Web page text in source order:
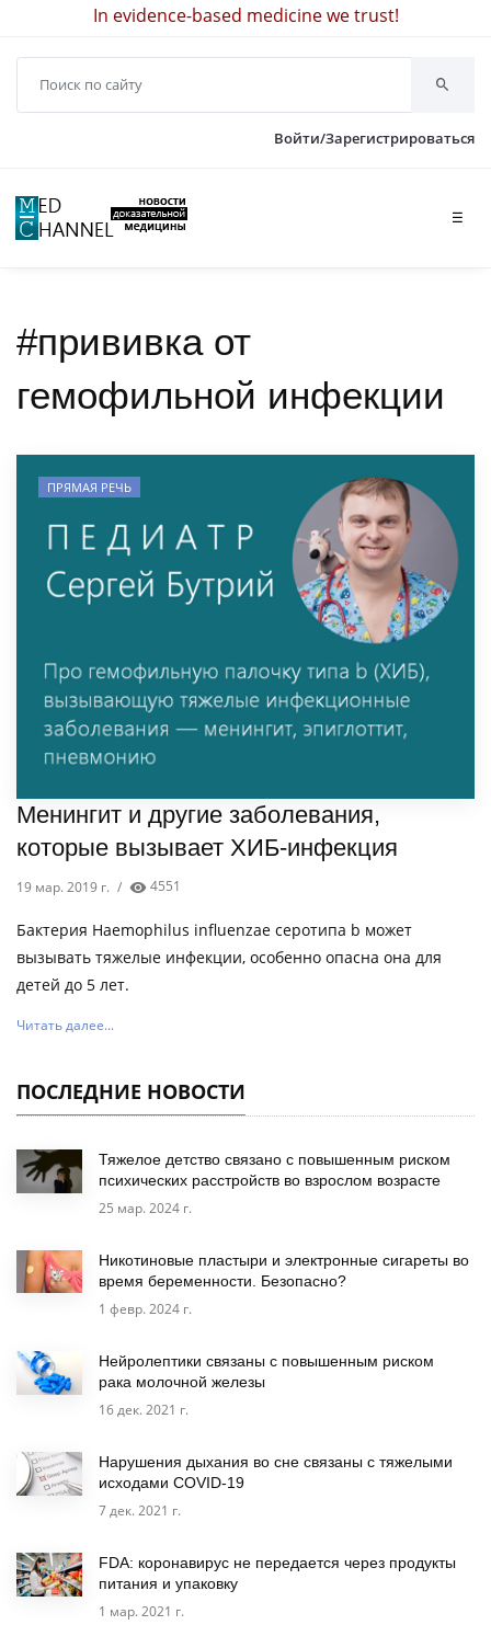
In evidence-based medicine we trust!
Войти/Зарегистрироваться
☰
#прививка от
гемофильной инфекции
ПРЯМАЯ РЕЧЬ
Менингит и другие заболевания,
которые вызывает ХИБ-инфекция
19 мар. 2019 г. / 4551
Бактерия Haemophilus influenzae серотипа b может
вызывать тяжелые инфекции, особенно опасна она для
детей до 5 лет.
Читать далее...
ПОСЛЕДНИЕ НОВОСТИ
Тяжелое детство связано с повышенным риском
психических расстройств во взрослом возрасте
25 мар. 2024 г.
Никотиновые пластыри и электронные сигареты во
время беременности. Безопасно?
1 февр. 2024 г.
Нейролептики связаны с повышенным риском
рака молочной железы
16 дек. 2021 г.
Нарушения дыхания во сне связаны с тяжелыми
исходами COVID-19
7 дек. 2021 г.
FDA: коронавирус не передается через продукты
питания и упаковку
1 мар. 2021 г.